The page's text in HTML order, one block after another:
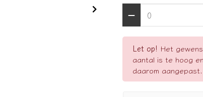
Let op! Het
aantal is te hoog
daarom aangepast.